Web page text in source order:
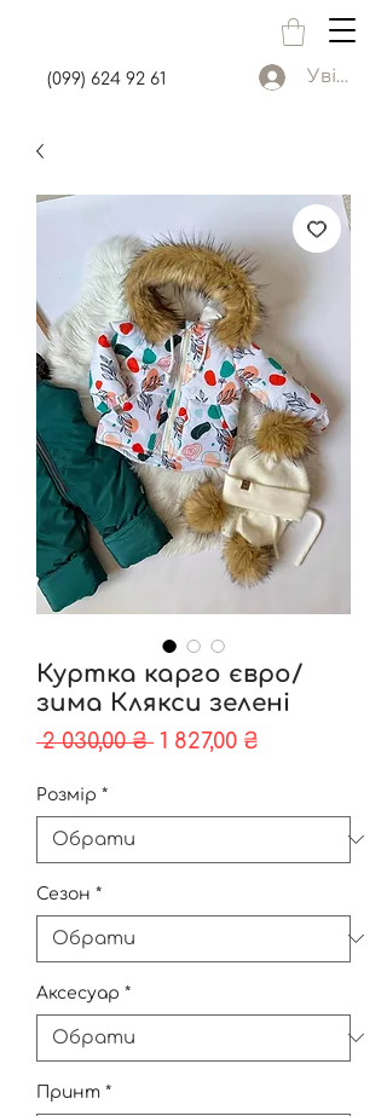
Увійти
(099) 624 92 61
Куртка карго євро/
зима Клякси зелені
2 030,00 ₴ Звичайна
1 827,00 ₴
Розмір *
Сезон *
Аксесуар *
Принт *